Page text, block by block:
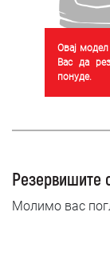
Овај
Вас да
понуде.
Резервишите
Молимо вас